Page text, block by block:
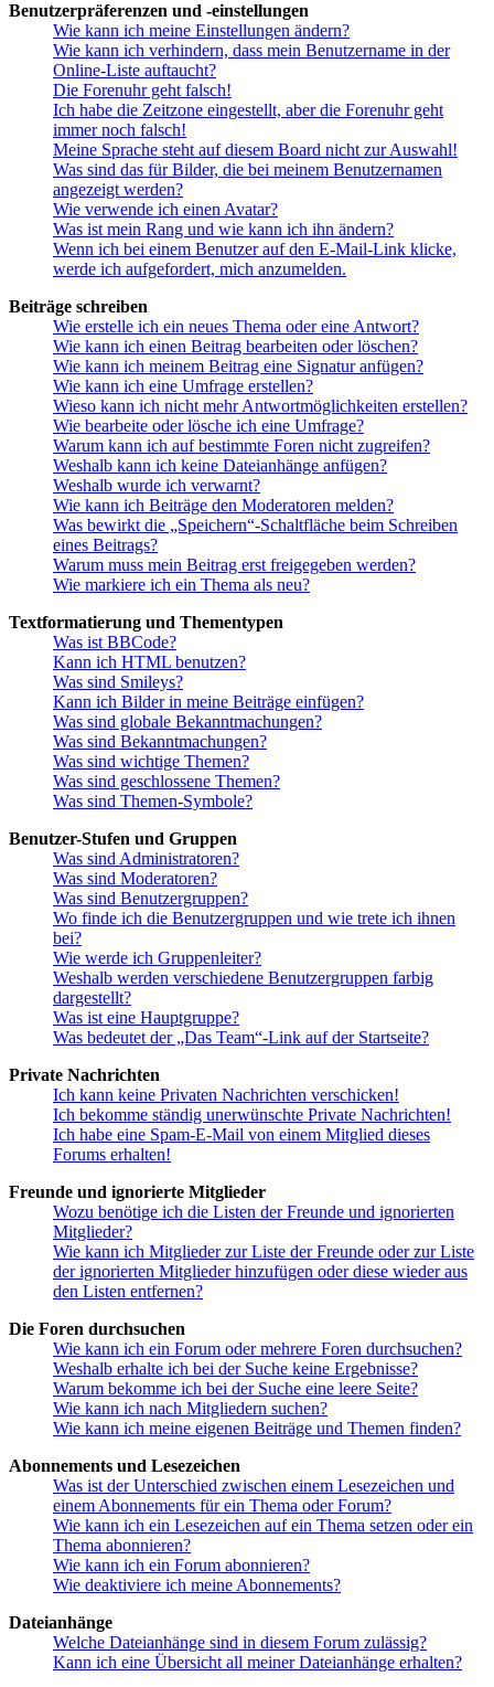
Benutzerpräferenzen und -einstellungen
Wie kann ich meine Einstellungen ändern?
Wie kann ich verhindern, dass mein Benutzername in der
Online-Liste auftaucht?
Die Forenuhr geht falsch!
Ich habe die Zeitzone eingestellt, aber die Forenuhr geht
immer noch falsch!
Meine Sprache steht auf diesem Board nicht zur Auswahl!
Was sind das für Bilder, die bei meinem Benutzernamen
angezeigt werden?
Wie verwende ich einen Avatar?
Was ist mein Rang und wie kann ich ihn ändern?
Wenn ich bei einem Benutzer auf den E-Mail-Link klicke,
werde ich aufgefordert, mich anzumelden.
Beiträge schreiben
Wie erstelle ich ein neues Thema oder eine Antwort?
Wie kann ich einen Beitrag bearbeiten oder löschen?
Wie kann ich meinem Beitrag eine Signatur anfügen?
Wie kann ich eine Umfrage erstellen?
Wieso kann ich nicht mehr Antwortmöglichkeiten erstellen?
Wie bearbeite oder lösche ich eine Umfrage?
Warum kann ich auf bestimmte Foren nicht zugreifen?
Weshalb kann ich keine Dateianhänge anfügen?
Weshalb wurde ich verwarnt?
Wie kann ich Beiträge den Moderatoren melden?
Was bewirkt die „Speichern“-Schaltfläche beim Schreiben
eines Beitrags?
Warum muss mein Beitrag erst freigegeben werden?
Wie markiere ich ein Thema als neu?
Textformatierung und Thementypen
Was ist BBCode?
Kann ich HTML benutzen?
Was sind Smileys?
Kann ich Bilder in meine Beiträge einfügen?
Was sind globale Bekanntmachungen?
Was sind Bekanntmachungen?
Was sind wichtige Themen?
Was sind geschlossene Themen?
Was sind Themen-Symbole?
Benutzer-Stufen und Gruppen
Was sind Administratoren?
Was sind Moderatoren?
Was sind Benutzergruppen?
Wo finde ich die Benutzergruppen und wie trete ich ihnen
bei?
Wie werde ich Gruppenleiter?
Weshalb werden verschiedene Benutzergruppen farbig
dargestellt?
Was ist eine Hauptgruppe?
Was bedeutet der „Das Team“-Link auf der Startseite?
Private Nachrichten
Ich kann keine Privaten Nachrichten verschicken!
Ich bekomme ständig unerwünschte Private Nachrichten!
Ich habe eine Spam-E-Mail von einem Mitglied dieses
Forums erhalten!
Freunde und ignorierte Mitglieder
Wozu benötige ich die Listen der Freunde und ignorierten
Mitglieder?
Wie kann ich Mitglieder zur Liste der Freunde oder zur Liste
der ignorierten Mitglieder hinzufügen oder diese wieder aus
den Listen entfernen?
Die Foren durchsuchen
Wie kann ich ein Forum oder mehrere Foren durchsuchen?
Weshalb erhalte ich bei der Suche keine Ergebnisse?
Warum bekomme ich bei der Suche eine leere Seite?
Wie kann ich nach Mitgliedern suchen?
Wie kann ich meine eigenen Beiträge und Themen finden?
Abonnements und Lesezeichen
Was ist der Unterschied zwischen einem Lesezeichen und
einem Abonnements für ein Thema oder Forum?
Wie kann ich ein Lesezeichen auf ein Thema setzen oder ein
Thema abonnieren?
Wie kann ich ein Forum abonnieren?
Wie deaktiviere ich meine Abonnements?
Dateianhänge
Welche Dateianhänge sind in diesem Forum zulässig?
Kann ich eine Übersicht all meiner Dateianhänge erhalten?